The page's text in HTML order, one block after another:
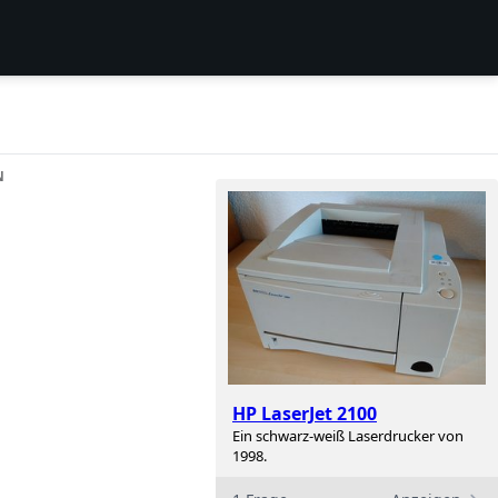
HP LaserJet 2100
Ein schwarz-weiß Laserdrucker von
1998.